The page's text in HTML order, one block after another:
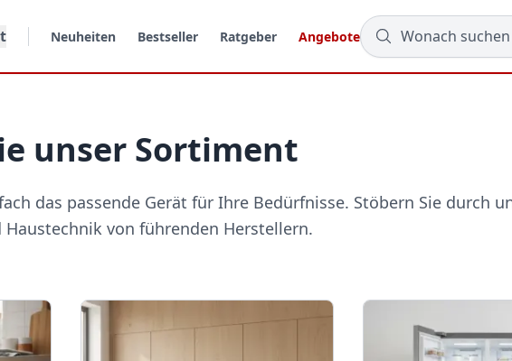
Neuheiten Bestseller Ratgeber Angebote
unser Sortiment
das passende Gerät für Ihre Bedürfnisse. Stöbern Sie durch
von führenden Herstellern.